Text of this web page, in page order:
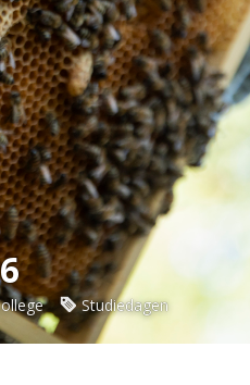
Studiedagen